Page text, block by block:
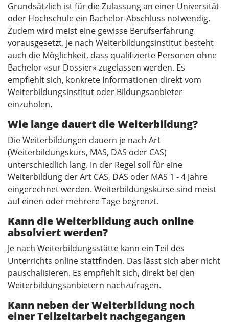
Grundsätzlich ist für die Zulassung an einer Universität
oder Hochschule ein Bachelor-Abschluss notwendig.
Zudem wird meist eine gewisse Berufserfahrung
vorausgesetzt. Je nach Weiterbildungsinstitut besteht
auch die Möglichkeit, dass qualifizierte Personen ohne
Bachelor «sur Dossier» zugelassen werden. Es
empfiehlt sich, konkrete Informationen direkt vom
Weiterbildungsinstitut oder Bildungsanbieter
einzuholen.
Wie lange dauert die Weiterbildung?
Die Weiterbildungen dauern je nach Art
(Weiterbildungskurs, MAS, DAS oder CAS)
unterschiedlich lang. In der Regel soll für eine
Weiterbildung der Art CAS, DAS oder MAS 1 - 4 Jahre
eingerechnet werden. Weiterbildungskurse sind meist
auf einen oder mehrere Tage begrenzt.
Kann die Weiterbildung auch online
absolviert werden?
Je nach Weiterbildungsstätte kann ein Teil des
Unterrichts online stattfinden. Das lässt sich aber nicht
pauschalisieren. Es empfiehlt sich, direkt bei den
Weiterbildungsanbietern nachzufragen.
Kann neben der Weiterbildung noch
einer Teilzeitarbeit nachgegangen